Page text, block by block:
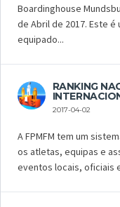
Boardinghouse
de Abril de 2017. Este
equipado...
RANKING
2017-04-02
A FPMFM tem um
os atletas, equipas e
eventos locais, oficiais